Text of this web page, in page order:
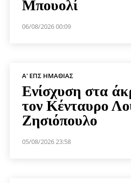
Μπουολί
06/08/2026 00:09
Α' ΕΠΣ ΗΜΑΘΊΑΣ
Ενίσχυση στα
τον Κένταυρο
Ζησιόπουλο
05/08/2026 23:58